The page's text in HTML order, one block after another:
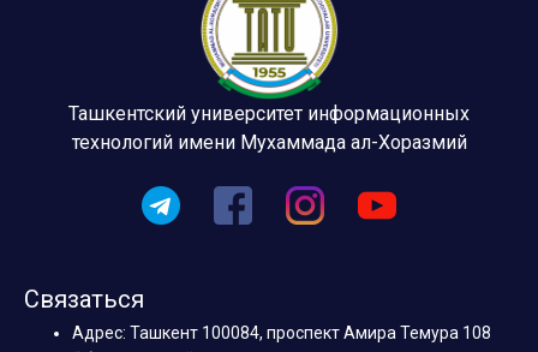
Ташкентский университет информационных
технологий имени Мухаммада ал-Хоразмий
Связаться
Адрес: Ташкент 100084, проспект Амира Темура 108